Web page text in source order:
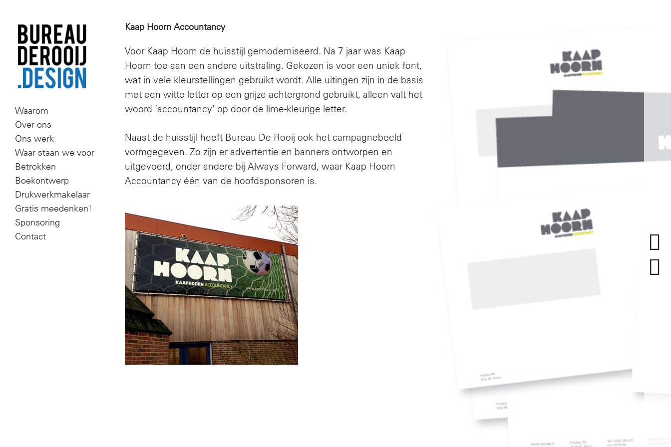
Skip
to
content
Waarom
Over ons
Ons werk
Waar staan we voor
Betrokken
Boekontwerp
Drukwerkmakelaar
Gratis meedenken!
Sponsoring
Contact
Kaap Hoorn Accountancy
Voor Kaap Hoorn de huisstijl gemoderniseerd. Na 7 jaar was Kaap
Hoorn toe aan een andere uitstraling. Gekozen is voor een uniek font,
wat in vele kleurstellingen gebruikt wordt. Alle uitingen zijn in de basis
met een witte letter op een grijze achtergrond gebruikt, alleen valt het
woord ‘accountancy’ op door de lime-kleurige letter.
Naast de huisstijl heeft Bureau De Rooij ook het campagnebeeld
vormgegeven. Zo zijn er advertentie en banners ontworpen en
uitgevoerd, onder andere bij Always Forward, waar Kaap Hoorn
Accountancy één van de hoofdsponsoren is.